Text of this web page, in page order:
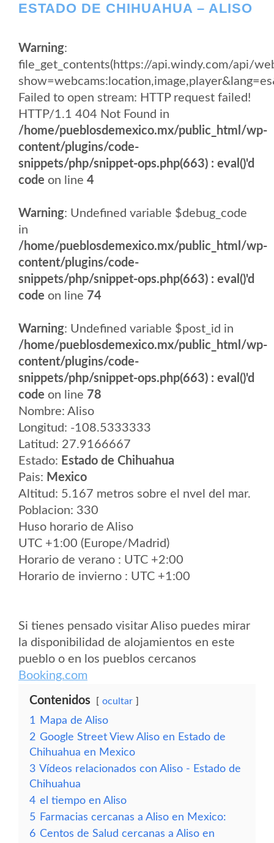
ESTADO DE CHIHUAHUA – ALISO
Warning:
file_get_contents(https://api.windy.com/api/
Failed to open stream: HTTP request failed!
HTTP/1.1 404 Not Found in
/home/pueblosdemexico.mx/public_html/wp-
content/plugins/code-
snippets/php/snippet-ops.php(663) : eval()'d
code on line 4
Warning: Undefined variable $debug_code
in
/home/pueblosdemexico.mx/public_html/wp-
content/plugins/code-
snippets/php/snippet-ops.php(663) : eval()'d
code on line 74
Warning: Undefined variable $post_id in
/home/pueblosdemexico.mx/public_html/wp-
content/plugins/code-
snippets/php/snippet-ops.php(663) : eval()'d
code on line 78
Nombre: Aliso
Longitud: -108.5333333
Latitud: 27.9166667
Estado: Estado de Chihuahua
Pais: Mexico
Altitud: 5.167 metros sobre el nvel del mar.
Poblacion: 330
Huso horario de Aliso
UTC +1:00 (Europe/Madrid)
Horario de verano : UTC +2:00
Horario de invierno : UTC +1:00
Si tienes pensado visitar Aliso puedes mirar
la disponibilidad de alojamientos en este
pueblo o en los pueblos cercanos
Booking.com
Contenidos ocultar
1
Mapa de Aliso
2 Google Street View Aliso en Estado de
Chihuahua en Mexico
3 Vídeos relacionados con Aliso - Estado de
Chihuahua
4 el tiempo en Aliso
5 Farmacias cercanas a Aliso en Mexico:
6 Centos de Salud cercanas a Aliso en